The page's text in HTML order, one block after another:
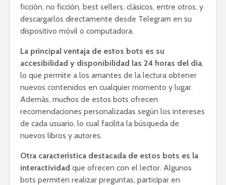
ficción, no ficción, best sellers, clásicos, entre otros, y
descargarlos directamente desde Telegram en su
dispositivo móvil o computadora.
La principal ventaja de estos bots es su
accesibilidad y disponibilidad las 24 horas del día,
lo que permite a los amantes de la lectura obtener
nuevos contenidos en cualquier momento y lugar.
Además, muchos de estos bots ofrecen
recomendaciones personalizadas según los intereses
de cada usuario, lo cual facilita la búsqueda de
nuevos libros y autores.
Otra característica destacada de estos bots es la
interactividad que ofrecen con el lector. Algunos
bots permiten realizar preguntas, participar en